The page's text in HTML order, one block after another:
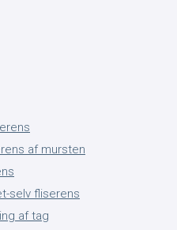
af mursten
selv fliserens
af tag